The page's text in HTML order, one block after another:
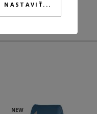
NEW
NASTAVIŤ...